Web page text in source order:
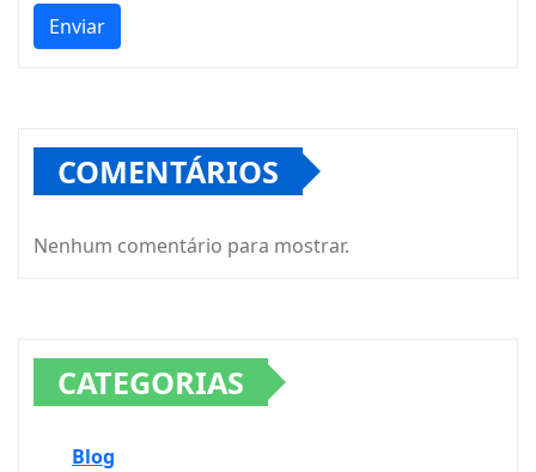
Enviar
COMENTÁRIOS
Nenhum comentário para mostrar.
CATEGORIAS
Blog